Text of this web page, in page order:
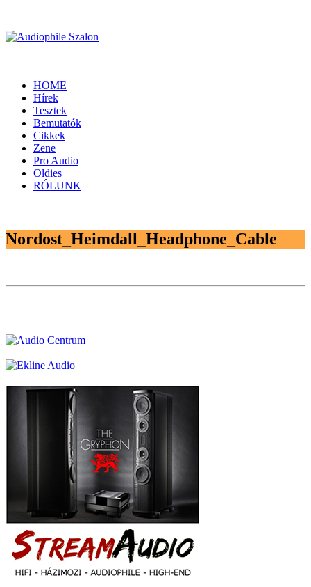
HOME
Hírek
Tesztek
Bemutatók
Cikkek
Zene
Pro Audio
Oldies
RÓLUNK
Nordost_Heimdall_Headphone_Cable